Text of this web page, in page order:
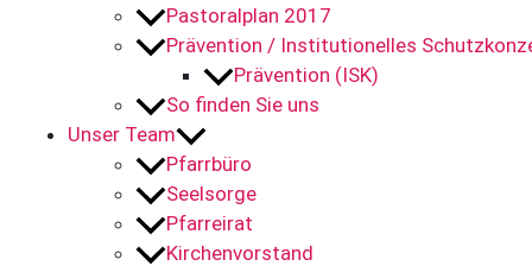
Pastoralplan 2017
Prävention / Institutionelles
Prävention (ISK)
So finden Sie uns
Unser Team
Pfarrbüro
Seelsorge
Pfarreirat
Kirchenvorstand